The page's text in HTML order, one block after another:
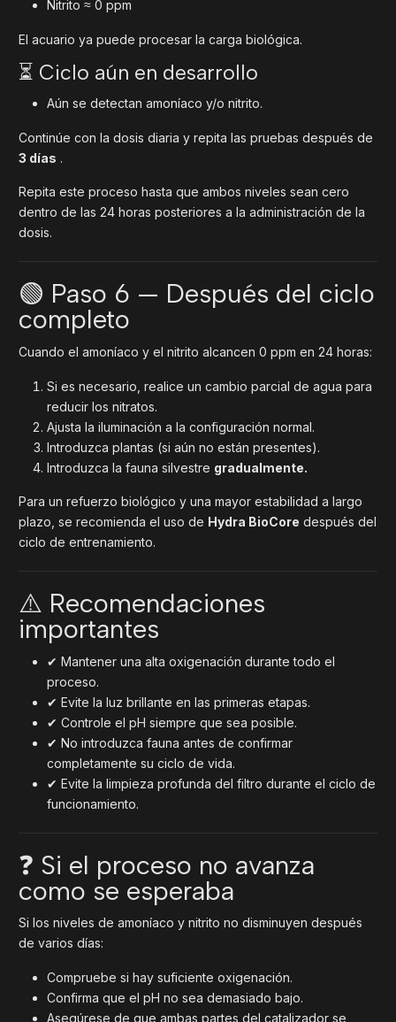
Nitrito ≈ 0 ppm
El acuario ya puede procesar la carga biológica.
⏳ Ciclo aún en desarrollo
Aún se detectan amoníaco y/o nitrito.
Continúe con la dosis diaria y repita las pruebas después de
3 días .
Repita este proceso hasta que ambos niveles sean cero
dentro de las 24 horas posteriores a la administración de la
dosis.
🟢 Paso 6 — Después del ciclo
completo
Cuando el amoníaco y el nitrito alcancen 0 ppm en 24 horas:
Si es necesario, realice un cambio parcial de agua para
reducir los nitratos.
Ajusta la iluminación a la configuración normal.
Introduzca plantas (si aún no están presentes).
Introduzca la fauna silvestre gradualmente.
Para un refuerzo biológico y una mayor estabilidad a largo
plazo, se recomienda el uso de Hydra BioCore después del
ciclo de entrenamiento.
⚠️ Recomendaciones
importantes
✔ Mantener una alta oxigenación durante todo el
proceso.
✔ Evite la luz brillante en las primeras etapas.
✔ Controle el pH siempre que sea posible.
✔ No introduzca fauna antes de confirmar
completamente su ciclo de vida.
✔ Evite la limpieza profunda del filtro durante el ciclo de
funcionamiento.
❓ Si el proceso no avanza
como se esperaba
Si los niveles de amoníaco y nitrito no disminuyen después
de varios días:
Compruebe si hay suficiente oxigenación.
Confirma que el pH no sea demasiado bajo.
Asegúrese de que ambas partes del catalizador se